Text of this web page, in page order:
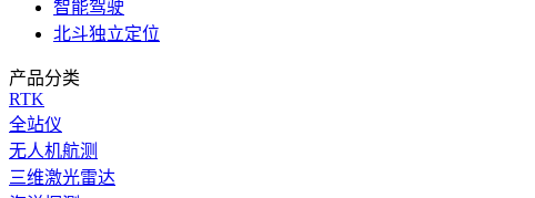
智能驾驶
北斗独立定位
产品分类
RTK
全站仪
无人机航测
三维激光雷达